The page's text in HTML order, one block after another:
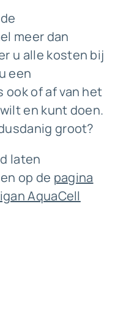
meer dan
u alle kosten bij
een
of af van het
en kunt doen.
groot?
laten
op de pagina
AquaCell